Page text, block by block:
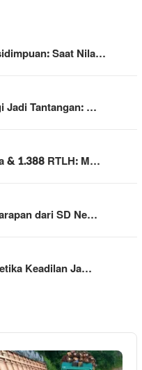
Saat Nila…
Jadi Tantangan: …
& 1.388 RTLH: M…
dari SD Ne…
Keadilan Ja…